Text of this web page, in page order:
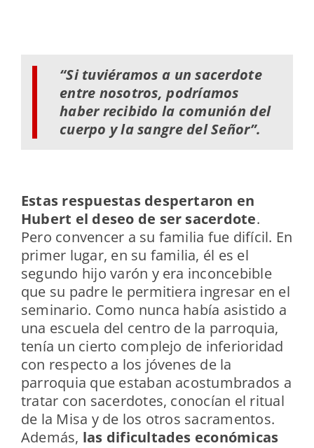
“Si tuviéramos a un sacerdote
entre nosotros, podríamos
haber recibido la comunión del
cuerpo y la sangre del Señor”.
Estas respuestas despertaron en
Hubert el deseo de ser sacerdote.
Pero convencer a su familia fue difícil. En
primer lugar, en su familia, él es el
segundo hijo varón y era inconcebible
que su padre le permitiera ingresar en el
seminario. Como nunca había asistido a
una escuela del centro de la parroquia,
tenía un cierto complejo de inferioridad
con respecto a los jóvenes de la
parroquia que estaban acostumbrados a
tratar con sacerdotes, conocían el ritual
de la Misa y de los otros sacramentos.
Además, las dificultades económicas